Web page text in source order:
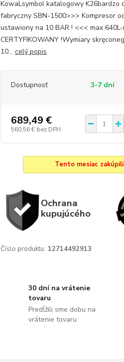
KowaLsymbol katalogowy K26bardzo
fabryczny SBN-1500>>> Kompresor
ustawiony na 10 BAR ! <<< max 640L-
CERTYFIKOWANY !Wymiary
10... celý popis
Dostupnosť 3-7 dní
689,49 €
560,56 € bez DPH
Tento mesiac
Ochrana
kupujúcého
Číslo produktu: 12714492913
30 dní na vrátenie
tovaru
Predĺžili sme dobu na
vrátenie tovaru